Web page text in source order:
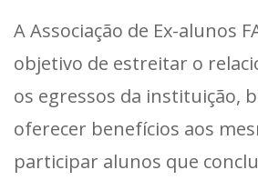
A Associação de Ex-alunos
objetivo de estreitar o
os egressos da instituição,
oferecer benefícios aos
participar alunos que